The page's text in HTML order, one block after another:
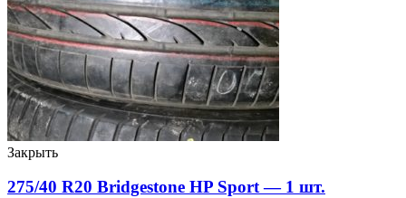
Закрыть
275/40 R20 Bridgestone HP Sport — 1 шт.